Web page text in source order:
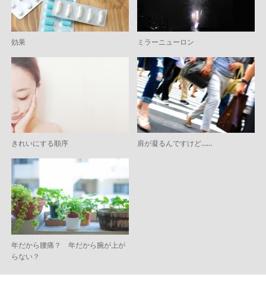
効果 ミラーニューロン
きれいにする順序 肩が凝るんですけど……
年だから腰痛？ 年だから腕が上が
らない？